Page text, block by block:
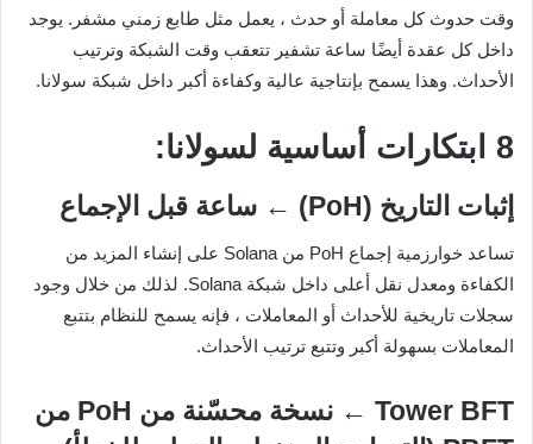
وقت حدوث كل معاملة أو حدث ، يعمل مثل طابع زمني مشفر. يوجد
داخل كل عقدة أيضًا ساعة تشفير تتعقب وقت الشبكة وترتيب
الأحداث. وهذا يسمح بإنتاجية عالية وكفاءة أكبر داخل شبكة سولانا.
8 ابتكارات أساسية لسولانا:
إثبات التاريخ (PoH) ← ساعة قبل الإجماع
تساعد خوارزمية إجماع PoH من Solana على إنشاء المزيد من
الكفاءة ومعدل نقل أعلى داخل شبكة Solana. لذلك من خلال وجود
سجلات تاريخية للأحداث أو المعاملات ، فإنه يسمح للنظام بتتبع
المعاملات بسهولة أكبر وتتبع ترتيب الأحداث.
Tower BFT ← نسخة محسّنة من PoH من